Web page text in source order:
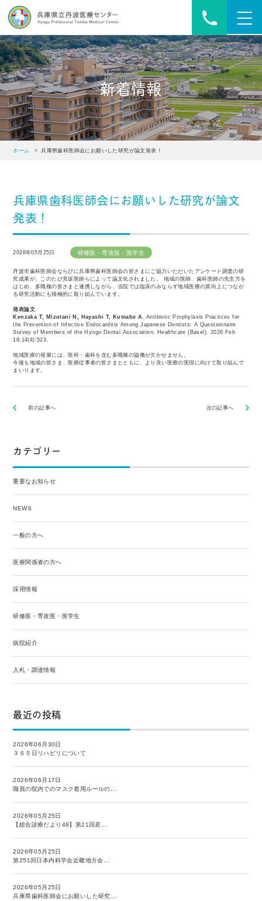
新着情報
ホーム > 兵庫県歯科医師会にお願いした研究が論文発表！
兵庫県歯科医師会にお願いした研究が論文
発表！
2026年05月25日 研修医・専攻医・医学生
丹波市歯科医師会ならびに兵庫県歯科医師会の皆さまにご協力いただいたアンケート調査の研
究成果が、このたび見坂医師らによって論文化されました。 地域の医師、歯科医師の先生方を
はじめ、多職種の皆さまと連携しながら、当院では臨床のみならず地域医療の質向上につなが
る研究活動にも積極的に取り組んでいます。
発表論文
Kenzaka T, Mizutani N, Hayashi T, Kumabe A.
Antibiotic Prophylaxis Practices for
the Prevention of Infective Endocarditis Among Japanese Dentists: A Questionnaire
Survey of Members of the Hyogo Dental Association.
Healthcare (Basel). 2026 Feb
18;14(4):523.
地域医療の発展には、医科・歯科を含む多職種の協働が欠かせません。
今後も地域の皆さま、医療従事者の皆さまとともに、より良い医療の実現に向けて取り組んで
まいります。
前の記事へ 次の記事へ
カテゴリー
重要なお知らせ
NEWS
一般の方へ
医療関係者の方へ
採用情報
研修医・専攻医・医学生
病院紹介
入札・調達情報
最近の投稿
2026年06月30日
３６５日リハビリについて
2026年06月17日
職員の院内でのマスク着用ルールの...
2026年05月25日
【総合診療だより48】第21回若...
2026年05月25日
第251回日本内科学会近畿地方会...
2026年05月25日
兵庫県歯科医師会にお願いした研究...